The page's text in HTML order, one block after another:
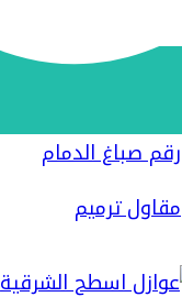
رقم صباغ الدمام
مقاول ترميم